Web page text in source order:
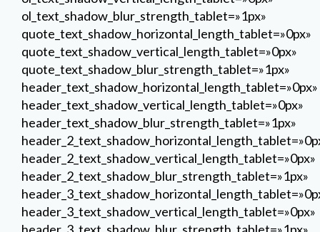
header_2_text_shadow_vertical_length_tablet=»0px»
header_2_text_shadow_blur_strength_tablet=»1px»
header_3_text_shadow_vertical_length_tablet=»0px»
header_3_text_shadow_blur_strength_tablet=»1px»
header_4_text_shadow_vertical_length_tablet=»0px»
header_4_text_shadow_blur_strength_tablet=»1px»
header_5_text_shadow_vertical_length_tablet=»0px»
header_5_text_shadow_blur_strength_tablet=»1px»
header_6_text_shadow_vertical_length_tablet=»0px»